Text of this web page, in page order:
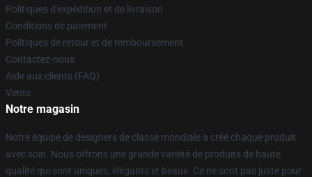
Politiques d'expédition et de livraison
Conditions de paiement
Politiques de retour et de remboursement
Contactez-nous
Aide aux clients (FAQ)
Vente
Notre magasin
Notre équipe de designers de classe mondiale a créé chaque produit
avec soin. Nous offrons une grande variété de produits de haute
qualité qui sont uniques, élégants et beaux. Ce ne sont pas juste pour